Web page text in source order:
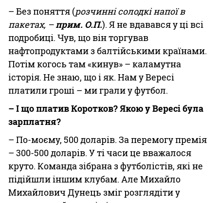
– Без поняття (розчинні солодкі напої в
пакетах, –прим. О.П.). Я не вдавався у ці всі
подробиці. Чув, що він торгував
нафтопродуктами з балтійськими країнами.
Потім когось там «кинув» – каламутна
історія. Не знаю, що і як. Нам у Вересі
платили гроші – ми грали у футбол.
– І що платив Коротков? Якою у Вересі була
зарплатня?
– По-моєму, 500 доларів. За перемогу премія
– 300-500 доларів. У ті часи це вважалося
круто. Команда зібрана з футболістів, які не
підійшли іншим клубам. Але Михайло
Михайлович Дунець зміг розглядіти у